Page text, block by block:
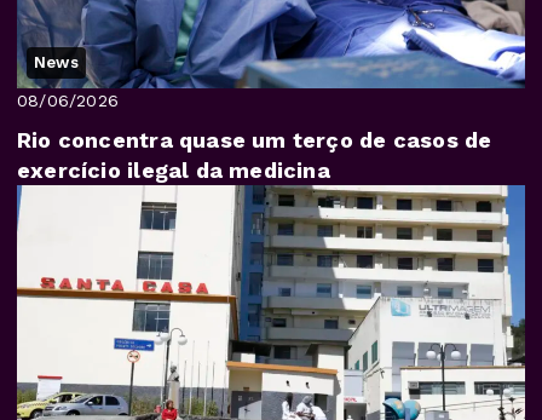
News
08/06/2026
Rio concentra quase um terço de casos de
exercício ilegal da medicina